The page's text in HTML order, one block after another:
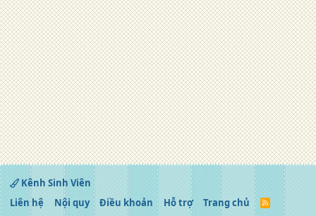
Kênh Sinh Viên
Liên hệ
Nội quy Điều khoản Hỗ trợ Trang chủ
R